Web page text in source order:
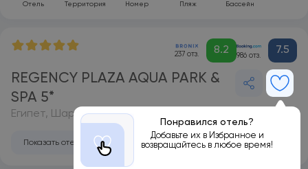
Отель Территория Номер Пляж Бассейн
237 отз. 8.2 986 отз. 7.5
REGENCY PLAZA AQUA PARK &
SPA 5*
Понравился отель?
Добавьте их в Избранное и
возвращайтесь в любое время!
Египет, Шарм-эль-Шейх
Показать отель на карте